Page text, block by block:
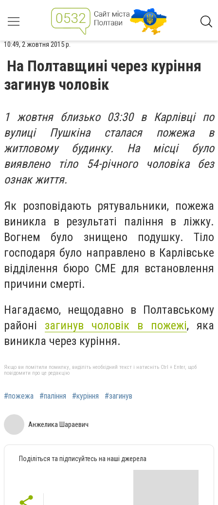
10:49, 2 жовтня 2015 р.
На Полтавщині через куріння
загинув чоловік
1 жовтня близько 03:30 в Карлівці по
вулиці Пушкіна сталася пожежа в
житловому будинку. На місці було
виявлено тіло 54-річного чоловіка без
ознак життя.
Як розповідають рятувальники, пожежа
виникла в результаті паління в ліжку.
Вогнем було знищено подушку. Тіло
господаря було направлено в Карлівське
відділення бюро СМЕ для встановлення
причини смерті.
Нагадаємо, нещодавно в Полтавському
районі загинув чоловік в пожежі, яка
виникла через куріння.
Якщо ви помітили помилку, виділіть необхідний текст і натисніть Ctrl + Enter, щоб
повідомити про це редакцію
#пожежа #паління #куріння #загинув
Анжелика Шараевич
Поділіться та підписуйтесь на наші джерела